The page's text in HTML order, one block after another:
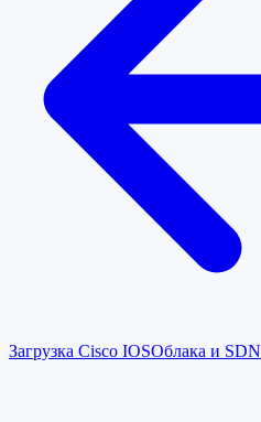
Загрузка Cisco IOSОблака и SDN